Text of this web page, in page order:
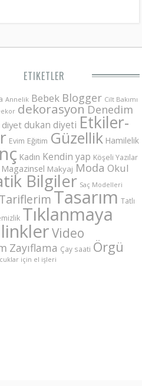
ETIKETLER
Annelik Bebek Blogger Cilt Bakımı
dekorasyon Denedim
diyet dukan diyeti Etkiler-
Evim Eğitim Güzellik Hamilelik
Kadın Kendin yap Köşeli Yazılar
Magazinsel Makyaj Moda Okul
Bilgiler Saç Modelleri
Tariflerim Tasarım Tatlı
Tıklanmaya
Video
Zayıflama Çay saati Örgü
için el işleri